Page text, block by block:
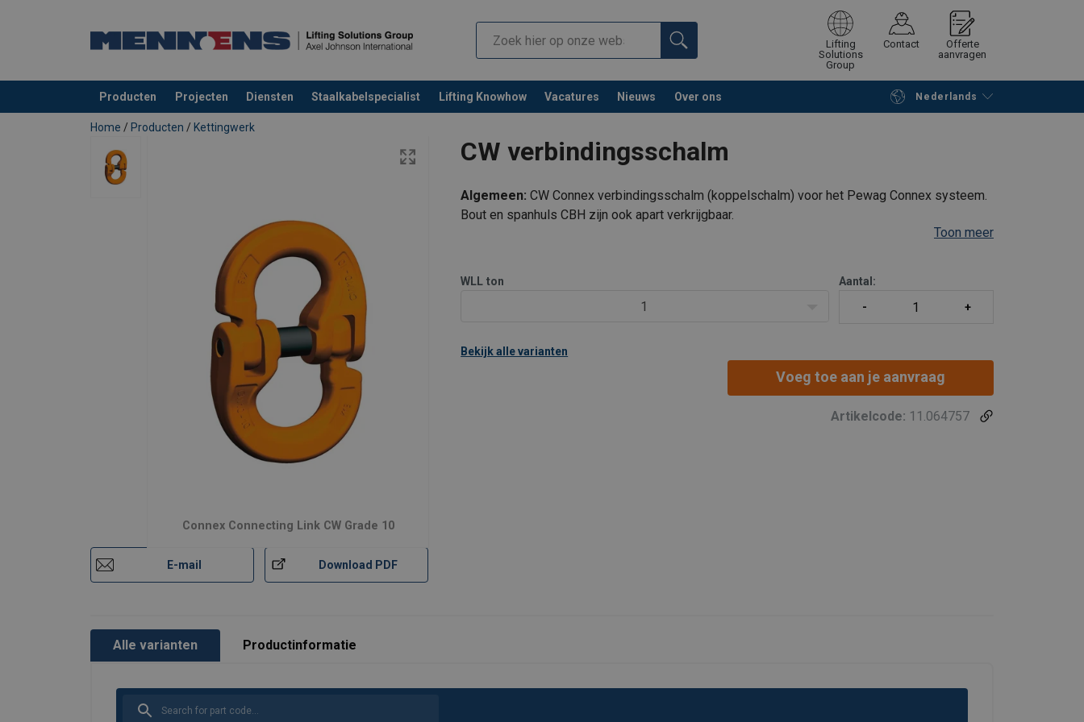
Lifting
Solutions
Group
Contact
Offerte
aanvragen
Producten Projecten Diensten Staalkabelspecialist Lifting Knowhow Vacatures Nieuws Over ons Nederlands
toegevoegd aan uw offerte Verder winkelen Vraag offerte aan
Home / Producten / Kettingwerk
CW verbindingsschalm
Connex Connecting Link CW Grade 10
E-mail Download PDF
Algemeen:CW Connex verbindingsschalm (koppelschalm) voor het Pewag Connex systeem.
Bout en spanhuls CBH zijn ook apart verkrijgbaar.
Alleen geschikt voor rechte belasting.
Toon meer
WLL ton
1
Aantal:
Bekijk alle varianten
Voeg toe aan je aanvraag
Artikelcode: 11.064757
Alle varianten Productinformatie
Markering:
Veiligheidsfactor:
Grade: